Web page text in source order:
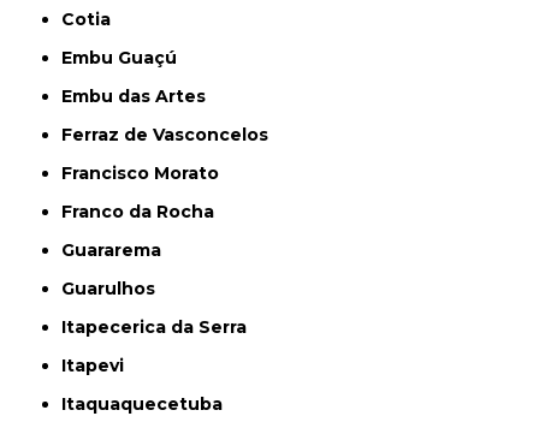
Cotia
Embu Guaçú
Embu das Artes
Ferraz de Vasconcelos
Francisco Morato
Franco da Rocha
Guararema
Guarulhos
Itapecerica da Serra
Itapevi
Itaquaquecetuba